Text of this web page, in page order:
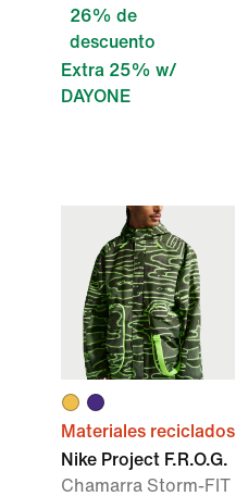
26% de
descuento
Extra 25% w/
DAYONE
Materiales reciclados
Nike Project F.R.O.G.
Chamarra Storm-FIT